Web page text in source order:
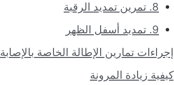
8. تمرين تمديد الرقبة
9. تمديد أسفل الظهر
إجراءات تمارين الإطالة الخاصة بالإصابة
كيفية زيادة المرونة